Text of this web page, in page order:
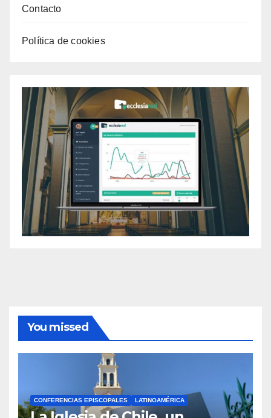
Contacto
Política de cookies
You missed
CONFERENCIAS EPISCOPALES LATINOAMÉRICA